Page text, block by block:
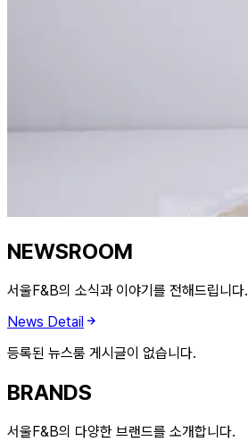
NEWSROOM
서울F&B의 소식과 이야기를 전해드립니다.
News Detail
등록된 뉴스룸 게시글이 없습니다.
BRANDS
서울F&B의 다양한 브랜드를 소개합니다.